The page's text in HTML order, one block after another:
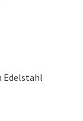
Edelstahl